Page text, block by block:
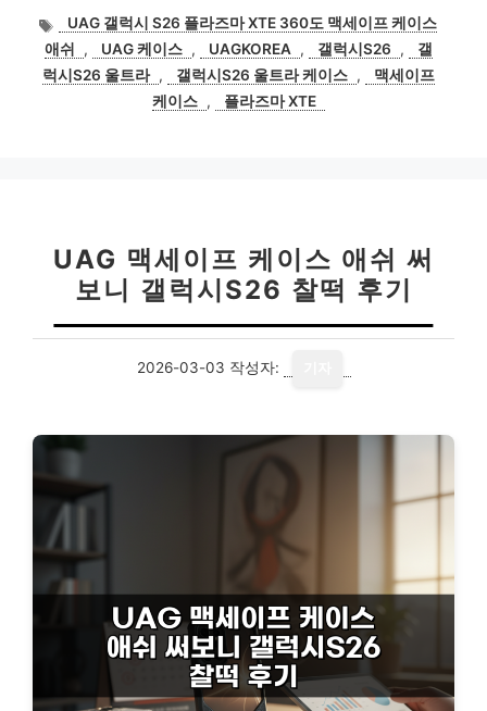
태
그
UAG 갤럭시 S26 플라즈마 XTE 360도 맥세이프 케이스
애쉬
, UAG 케이스 , UAGKOREA , 갤럭시S26 ,
갤
럭시S26 울트라 , 갤럭시S26 울트라 케이스 ,
맥세이프
케이스 , 플라즈마 XTE
UAG 맥세이프 케이스 애쉬 써
보니 갤럭시S26 찰떡 후기
2026-03-03 작성자: